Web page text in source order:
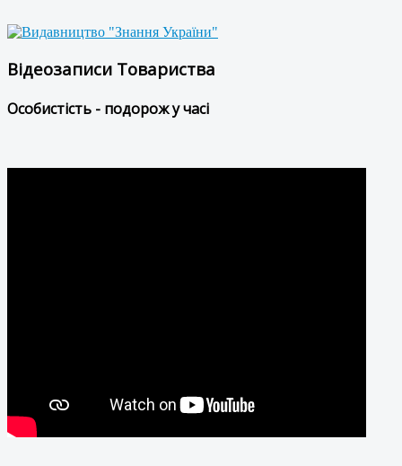
Відеозаписи Товариства
Особистість - подорож у часі